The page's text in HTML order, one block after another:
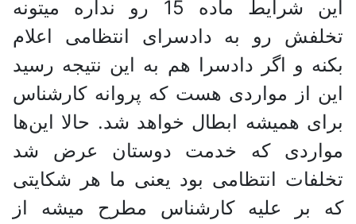
این شرایط ماده 15 رو نداره میتونه
تخلفش رو به دادسرای انتظامی اعلام
بکنه و اگر دادسرا هم به این نتیجه رسید
این از مواردی هست که پروانه کارشناس
برای همیشه ابطال خواهد شد. حالا این‌ها
مواردی که خدمت دوستان عرض شد
تخلفات انتظامی بود یعنی ما هر شکایتی
که بر علیه کارشناس مطرح میشه از